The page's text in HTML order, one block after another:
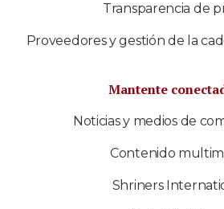
Transparencia de
Proveedores y gestión de la
Mantente
Noticias y medios de
Contenido
Shriners